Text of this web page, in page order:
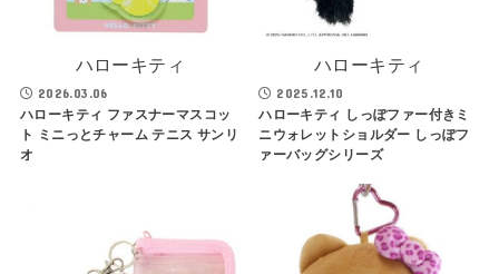
ハローキティ
2026.03.06
ハローキティ ファスナーマスコッ
ト ミニっとチャーム テニス サンリ
オ
ハローキティ
2025.12.10
ハローキティ しっぽファー付きミ
ニウォレットショルダー しっぽフ
ァーバッグシリーズ